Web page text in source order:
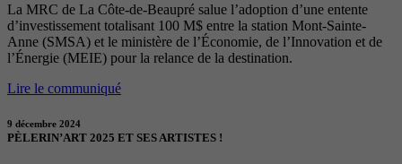
La MRC de La Côte-de-Beaupré salue l’adoption d’une entente
d’investissement totalisant 100 M$ entre la station Mont-Sainte-
Anne (SMSA) et le ministère de l’Économie, de l’Innovation et de
l’Énergie (MEIE) pour la relance de la destination.
Lire le communiqué
9 décembre 2024
PÈLERIN’ART 2025 ET SES ARTISTES !